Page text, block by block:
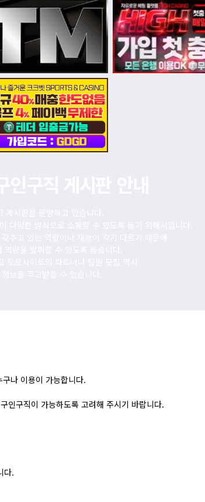
나 이용이 가능합니다.
인구직이 가능하도록 고려해 주시기 바랍니다.
다.